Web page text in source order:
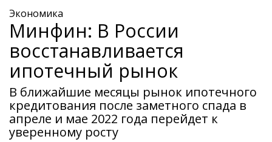
Экономика
Минфин: В России
восстанавливается
ипотечный рынок
В ближайшие месяцы рынок ипотечного
кредитования после заметного спада в
апреле и мае 2022 года перейдет к
уверенному росту